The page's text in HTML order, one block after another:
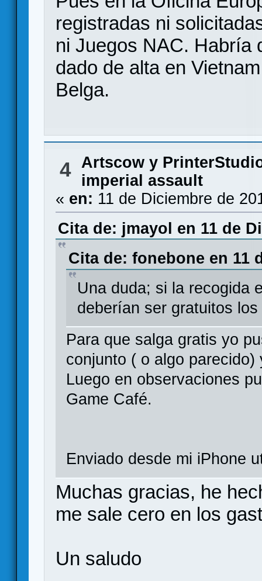
registradas ni
ni Juegos NAC. Habría
dado de alta en
Belga.
4 Artscow y
imperial assault
« en: 11 de Diciembre de
Cita de: jmayol en 11 de
Cita de: fonebone en 11
Una duda; si la recogida
deberían ser gratuitos
Para que salga gratis yo
conjunto ( o algo
Luego en observaciones
Game Café.
Enviado desde mi iPhone
Muchas gracias, he
me sale cero en los
Un saludo